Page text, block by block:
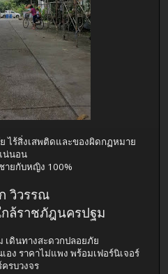
ไร้สิ่งเสพติดและของผิดกฏหมาย
น่นอน
ยกับหญิง 100%
วิวรรณ
ล้ราชภัฎนครปฐม
เดินทางสะดวกปลอยภัย
อง ราคาไม่แพง พร้อมเฟอร์นิเจอร์
รบวงจร